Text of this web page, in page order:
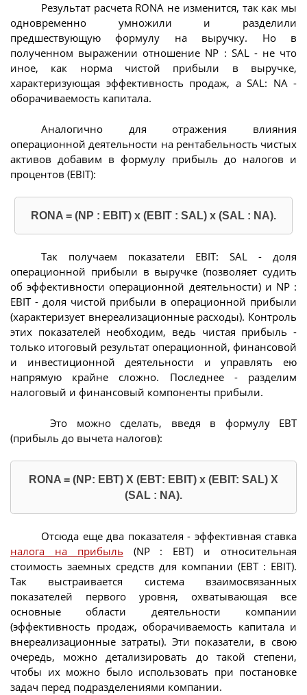
Результат расчета RONA не изменится, так как мы
одновременно умножили и разделили
предшествующую формулу на выручку. Но в
полученном выражении отношение NP : SAL - не что
иное, как норма чистой прибыли в выручке,
характеризующая эффективность продаж, a SAL: NA -
оборачиваемость капитала.
Аналогично для отражения влияния
операционной деятельности на рентабельность чистых
активов добавим в формулу прибыль до налогов и
процентов (EBIT):
RONA = (NP : EBIT) x (EBIT : SAL) x (SAL : NA).
Так получаем показатели EBIT: SAL - доля
операционной прибыли в выручке (позволяет судить
об эффективности операционной деятельности) и NP :
EBIT - доля чистой прибыли в операционной прибыли
(характеризует внереализационные расходы). Контроль
этих показателей необходим, ведь чистая прибыль -
только итоговый результат операционной, финансовой
и инвестиционной деятельности и управлять ею
напрямую крайне сложно. Последнее - разделим
налоговый и финансовый компоненты прибыли.
Это можно сделать, введя в формулу ЕВТ
(прибыль до вычета налогов):
RONA = (NP: ЕВТ) X (ЕВТ: EBIT) х (EBIT: SAL) X
(SAL : NA).
Отсюда еще два показателя - эффективная ставка
налога на прибыль (NP : ЕВТ) и относительная
стоимость заемных средств для компании (ЕВТ : EBIT).
Так выстраивается система взаимосвязанных
показателей первого уровня, охватывающая все
основные области деятельности компании
(эффективность продаж, оборачиваемость капитала и
внереализационные затраты). Эти показатели, в свою
очередь, можно детализировать до такой степени,
чтобы их можно было использовать при постановке
задач перед подразделениями компании.